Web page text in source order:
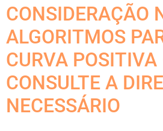
CONSIDERAÇÃO
ALGORITMOS
CURVA POSITIVA
CONSULTE A
NECESSÁRIO